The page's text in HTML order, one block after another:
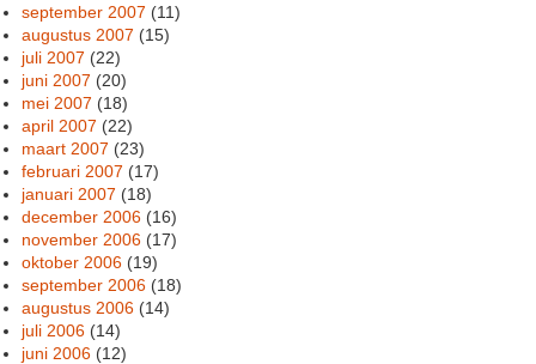
september 2007 (11)
augustus 2007 (15)
juli 2007 (22)
juni 2007 (20)
mei 2007 (18)
april 2007 (22)
maart 2007 (23)
februari 2007 (17)
januari 2007 (18)
december 2006 (16)
november 2006 (17)
oktober 2006 (19)
september 2006 (18)
augustus 2006 (14)
juli 2006 (14)
juni 2006 (12)